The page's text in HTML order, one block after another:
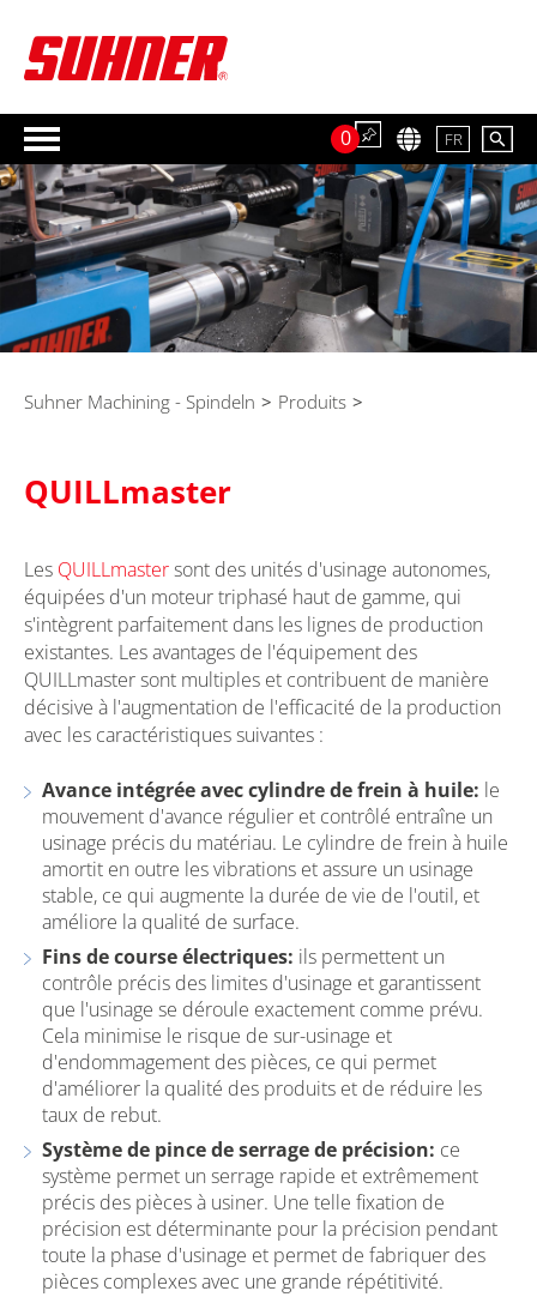
FR
0
Suhner Machining - Spindeln > Produits >
QUILLmaster
Les QUILLmastersont des unités d'usinage autonomes,
équipées d'un moteur triphasé haut de gamme, qui
s'intègrent parfaitement dans les lignes de production
existantes. Les avantages de l'équipement des
QUILLmaster sont multiples et contribuent de manière
décisive à l'augmentation de l'efficacité de la production
avec les caractéristiques suivantes :
Avance intégrée avec cylindre de frein à huile: le
mouvement d'avance régulier et contrôlé entraîne un
usinage précis du matériau. Le cylindre de frein à huile
amortit en outre les vibrations et assure un usinage
stable, ce qui augmente la durée de vie de l'outil, et
améliore la qualité de surface.
Fins de course électriques: ils permettent un
contrôle précis des limites d'usinage et garantissent
que l'usinage se déroule exactement comme prévu.
Cela minimise le risque de sur-usinage et
d'endommagement des pièces, ce qui permet
d'améliorer la qualité des produits et de réduire les
taux de rebut.
Système de pince de serrage de précision: ce
système permet un serrage rapide et extrêmement
précis des pièces à usiner. Une telle fixation de
précision est déterminante pour la précision pendant
toute la phase d'usinage et permet de fabriquer des
pièces complexes avec une grande répétitivité.